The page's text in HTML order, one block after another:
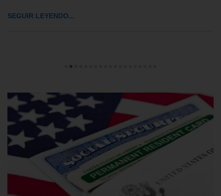
SEGUIR LEYENDO...